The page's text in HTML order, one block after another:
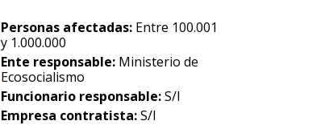
Personas afectadas: Entre 100.001
y 1.000.000
Ente responsable: Ministerio de
Ecosocialismo
Funcionario responsable:S/I
Empresa contratista:S/I